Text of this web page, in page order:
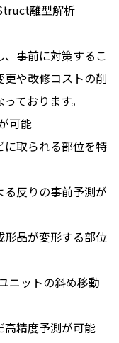
離型解析
事前に対策するこ
更や改修コストの削
ております。
可能
取られる部位を特
る反りの事前予測が
品が変形する部位
ニットの斜め移動
高精度予測が可能